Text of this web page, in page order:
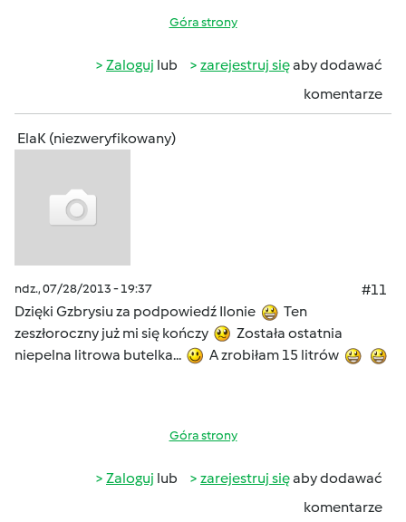
Góra strony
Zaloguj lub zarejestruj sięaby dodawać
komentarze
ElaK (niezweryfikowany)
ndz., 07/28/2013 - 19:37
#11
Dzięki Gzbrysiu za podpowiedź Ilonie
Ten
zeszłoroczny już mi się kończy
Została ostatnia
niepelna litrowa butelka...
A zrobiłam 15 litrów
Góra strony
Zaloguj lub zarejestruj sięaby dodawać
komentarze